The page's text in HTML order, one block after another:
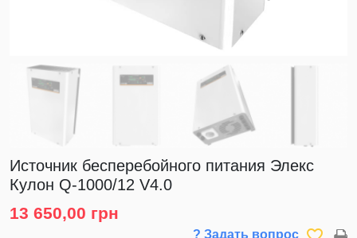
Источник бесперебойного питания Элекс
Кулон Q-1000/12 V4.0
13 650,00 грн
? Задать вопрос